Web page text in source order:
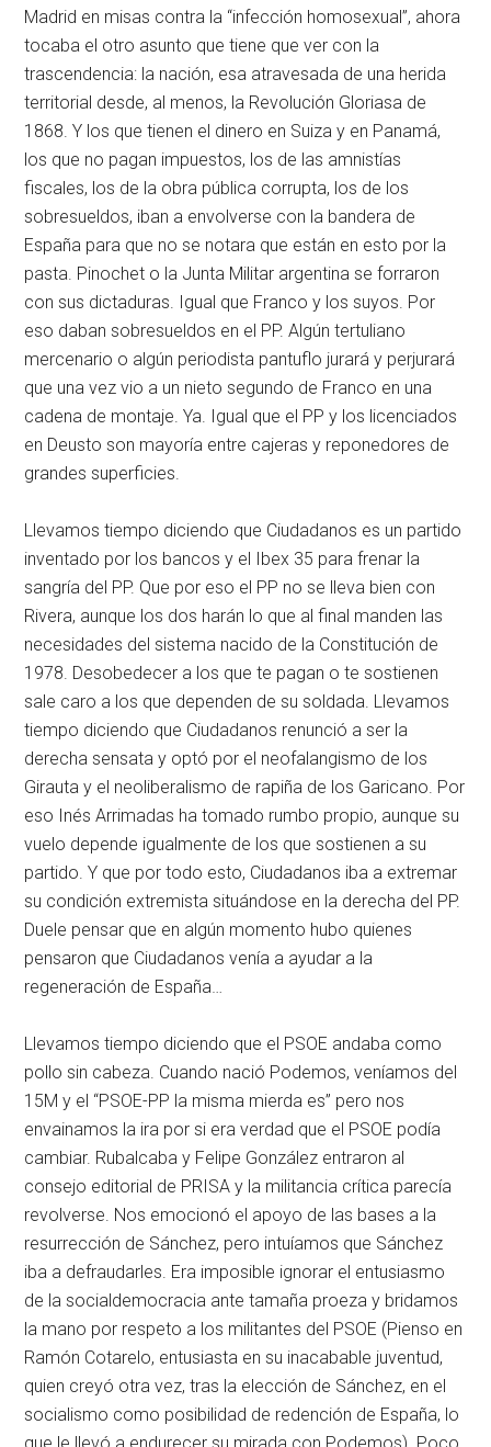
Madrid en misas contra la “infección homosexual”, ahora
tocaba el otro asunto que tiene que ver con la
trascendencia: la nación, esa atravesada de una herida
territorial desde, al menos, la Revolución Gloriasa de
1868. Y los que tienen el dinero en Suiza y en Panamá,
los que no pagan impuestos, los de las amnistías
fiscales, los de la obra pública corrupta, los de los
sobresueldos, iban a envolverse con la bandera de
España para que no se notara que están en esto por la
pasta. Pinochet o la Junta Militar argentina se forraron
con sus dictaduras. Igual que Franco y los suyos. Por
eso daban sobresueldos en el PP. Algún tertuliano
mercenario o algún periodista pantuflo jurará y perjurará
que una vez vio a un nieto segundo de Franco en una
cadena de montaje. Ya. Igual que el PP y los licenciados
en Deusto son mayoría entre cajeras y reponedores de
grandes superficies.
Llevamos tiempo diciendo que Ciudadanos es un partido
inventado por los bancos y el Ibex 35 para frenar la
sangría del PP. Que por eso el PP no se lleva bien con
Rivera, aunque los dos harán lo que al final manden las
necesidades del sistema nacido de la Constitución de
1978. Desobedecer a los que te pagan o te sostienen
sale caro a los que dependen de su soldada. Llevamos
tiempo diciendo que Ciudadanos renunció a ser la
derecha sensata y optó por el neofalangismo de los
Girauta y el neoliberalismo de rapiña de los Garicano. Por
eso Inés Arrimadas ha tomado rumbo propio, aunque su
vuelo depende igualmente de los que sostienen a su
partido. Y que por todo esto, Ciudadanos iba a extremar
su condición extremista situándose en la derecha del PP.
Duele pensar que en algún momento hubo quienes
pensaron que Ciudadanos venía a ayudar a la
regeneración de España…
Llevamos tiempo diciendo que el PSOE andaba como
pollo sin cabeza. Cuando nació Podemos, veníamos del
15M y el “PSOE-PP la misma mierda es” pero nos
envainamos la ira por si era verdad que el PSOE podía
cambiar. Rubalcaba y Felipe González entraron al
consejo editorial de PRISA y la militancia crítica parecía
revolverse. Nos emocionó el apoyo de las bases a la
resurrección de Sánchez, pero intuíamos que Sánchez
iba a defraudarles. Era imposible ignorar el entusiasmo
de la socialdemocracia ante tamaña proeza y bridamos
la mano por respeto a los militantes del PSOE (Pienso en
Ramón Cotarelo, entusiasta en su inacabable juventud,
quien creyó otra vez, tras la elección de Sánchez, en el
socialismo como posibilidad de redención de España, lo